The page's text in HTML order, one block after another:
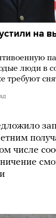
на
люди в
требуют
числе